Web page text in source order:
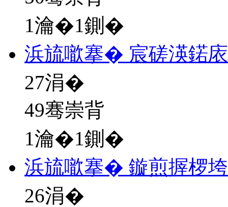
1瀹�1鍘�
浜旈噷搴� 宸磋渶鍩
27涓�
49骞崇背
1瀹�1鍘�
浜旈噷搴� 鏇煎搱椤
26涓�